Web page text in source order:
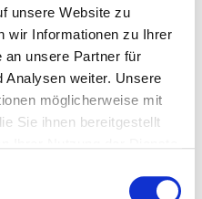
unsere Website zu
wir Informationen zu Ihrer
an unsere Partner für
Analysen weiter. Unsere
möglicherweise mit
Sie ihnen bereitgestellt